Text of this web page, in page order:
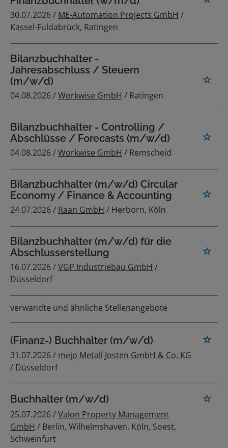
30.07.2026 / ME-Automation Projects GmbH /
Kassel-Fuldabrück, Ratingen
Bilanzbuchhalter -
Jahresabschluss / Steuern
(m/w/d)
04.08.2026 /Workwise GmbH / Ratingen
Bilanzbuchhalter - Controlling /
Abschlüsse / Forecasts (m/w/d)
04.08.2026 /Workwise GmbH / Remscheid
Bilanzbuchhalter (m/w/d) Circular
Economy / Finance & Accounting
24.07.2026 / Raan GmbH / Herborn, Köln
Bilanzbuchhalter (m/w/d) für die
Abschlusserstellung
16.07.2026 /VGP Industriebau GmbH /
Düsseldorf
verwandte und ähnliche Stellenangebote
(Finanz-) Buchhalter (m/w/d)
31.07.2026 / mejo Metall Josten GmbH & Co. KG
/ Düsseldorf
Buchhalter (m/w/d)
25.07.2026 /Valon Property Management
GmbH / Berlin, Wilhelmshaven, Köln, Soest,
Schweinfurt